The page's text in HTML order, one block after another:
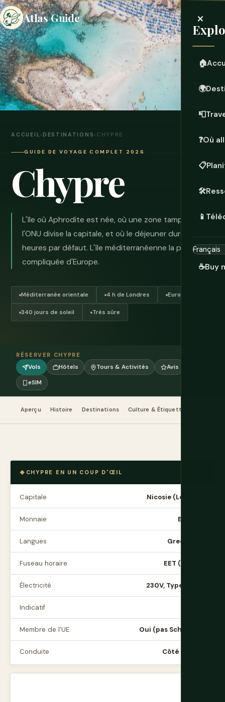
Atlas Guide ×
🏠
🌍
📮
❓Où
📋
🛠️
📱
☕Buy
ACCUEIL›DESTINATIONS › CHYPRE
GUIDE DE VOYAGE COMPLET 2026
Chypre
L'île où Aphrodite est née, où une zone tampon de
l'ONU divise la capitale, et où le déjeuner dure trois
heures par défaut. L'île méditerranéenne la plus
compliquée d'Europe.
Méditerranée orientale 4 h de Londres Euro (€)
340 jours de soleil Très sûre
RÉSERVER CHYPRE
Vols Hôtels Tours & Activités
Avis
eSIM
Aperçu Histoire Destinations Culture & Étiquette
CHYPRE EN UN COUP D'ŒIL
Capitale Nicosie (Lefkosia)
Monnaie Euro (€)
Langues Grec / Turc
Fuseau horaire EET (UTC+2)
Électricité 230V, Type G (RU)
Indicatif
Membre de l'UE Oui (pas Schengen)
Conduite Côté gauche